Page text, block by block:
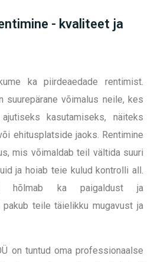
- kvaliteet ja
ka piirdeaedade rentimist.
suurepärane võimalus neile, kes
kasutamiseks, näiteks
ehitusplatside jaoks. Rentimine
mis võimaldab teil vältida suuri
ja hoiab teie kulud kontrolli all.
hõlmab ka paigaldust ja
teile täielikku mugavust ja
on tuntud oma professionaalse